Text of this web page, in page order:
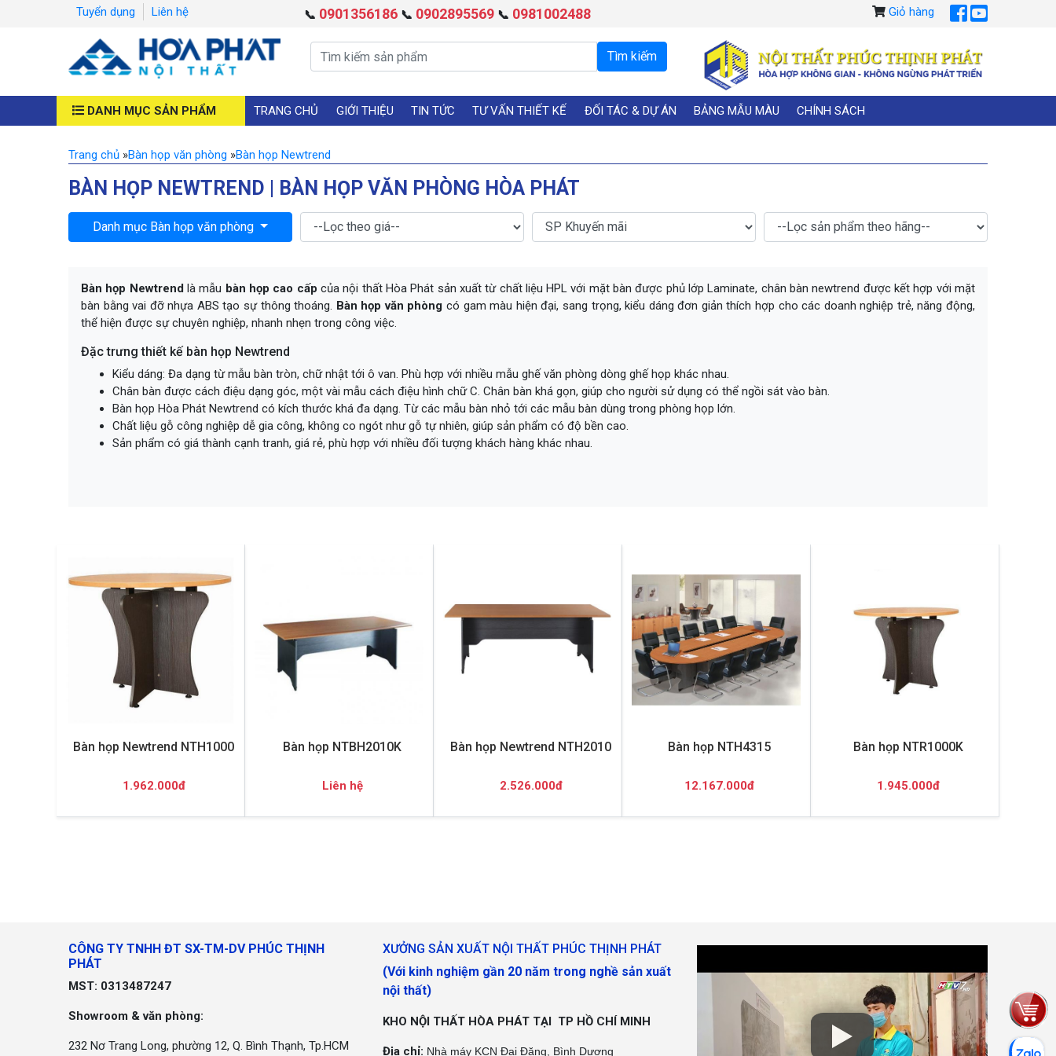
Tuyển dụng Liên hệ 📞 0901356186 📞 0902895569 📞 0981002488 Giỏ hàng
DANH MỤC SẢN PHẨM TRANG CHỦ GIỚI THIỆU TIN TỨC TƯ VẤN THIẾT KẾ ĐỐI TÁC & DỰ ÁN BẢNG MẪU MÀU CHÍNH SÁCH
Trang chủ »Bàn họp văn phòng »Bàn họp Newtrend
BÀN HỌP NEWTREND | BÀN HỌP VĂN PHÒNG HÒA PHÁT
Danh mục Bàn họp văn phòng
Bàn họp Newtrendlà mẫu bàn họp cao cấp của nội thất Hòa Phát sản xuất từ chất liệu HPL với mặt bàn được phủ lớp Laminate, chân bàn newtrend được kết hợp với mặt
bàn bằng vai đỡ nhựa ABS tạo sự thông thoáng. Bàn họp văn phòng có gam màu hiện đại, sang trọng, kiểu dáng đơn giản thích hợp cho các doanh nghiệp trẻ, năng động,
thể hiện được sự chuyên nghiệp, nhanh nhẹn trong công việc.
Đặc trưng thiết kế bàn họp Newtrend
Kiểu dáng: Đa dạng từ mẫu bàn tròn, chữ nhật tới ô van. Phù hợp với nhiều mẫu ghế văn phòng dòng ghế họp khác nhau.
Chân bàn được cách điệu dạng góc, một vài mẫu cách điệu hình chữ C. Chân bàn khá gọn, giúp cho người sử dụng có thể ngồi sát vào bàn.
Bàn họp Hòa Phát Newtrend có kích thước khá đa dạng. Từ các mẫu bàn nhỏ tới các mẫu bàn dùng trong phòng họp lớn.
Chất liệu gỗ công nghiệp dễ gia công, không co ngót như gỗ tự nhiên, giúp sản phẩm có độ bền cao.
Sản phẩm có giá thành cạnh tranh, giá rẻ, phù hợp với nhiều đối tượng khách hàng khác nhau.
Bàn họp Newtrend NTH1000
1.962.000đ
Bàn họp NTBH2010K
Liên hệ
Bàn họp Newtrend NTH2010
2.526.000đ
Bàn họp NTH4315
12.167.000đ
Bàn họp NTR1000K
1.945.000đ
CÔNG TY TNHH ĐT SX-TM-DV PHÚC THỊNH
PHÁT
MST: 0313487247
Showroom & văn phòng:
232 Nơ Trang Long, phường 12, Q. Bình Thạnh, Tp.HCM
XƯỞNG SẢN XUẤT NỘI THẤT PHÚC THỊNH PHÁT
(Với kinh nghiệm gần 20 năm trong nghề sản xuất
nội thất)
KHO NỘI THẤT HÒA PHÁT TẠI TP HỒ CHÍ MINH
Địa chỉ: Nhà máy KCN Đại Đăng, Bình Dương